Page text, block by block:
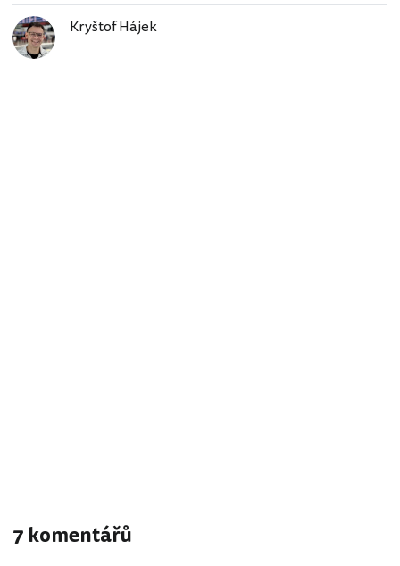
Kryštof Hájek
7 komentářů